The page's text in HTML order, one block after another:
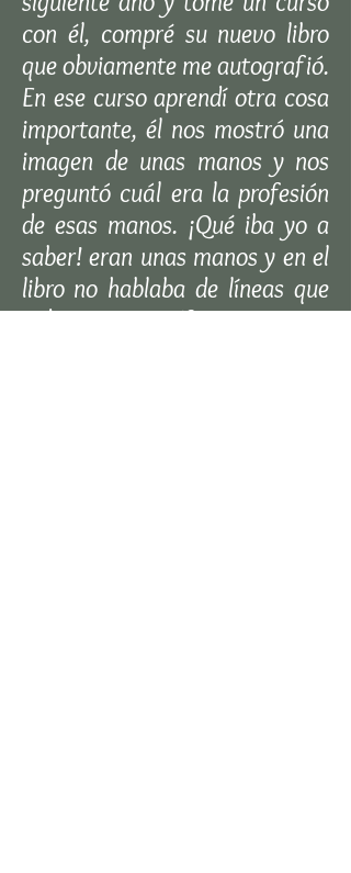
con él, compré su nuevo libro
que obviamente me autografió.
En ese curso aprendí otra cosa
importante, él nos mostró una
imagen de unas manos y nos
preguntó cuál era la profesión
de esas manos. ¡Qué iba yo a
saber! eran unas manos y en el
libro no hablaba de líneas que
indicaran específicamente una